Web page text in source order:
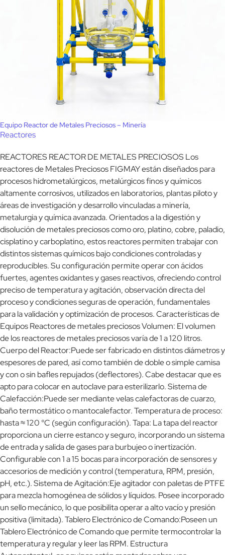
Equipo Reactor de Metales Preciosos – Minería
Reactores
REACTORES REACTOR DE METALES PRECIOSOS Los
reactores de Metales Preciosos FIGMAY están diseñados para
procesos hidrometalúrgicos, metalúrgicos finos y químicos
altamente corrosivos, utilizados en laboratorios, plantas piloto y
áreas de investigación y desarrollo vinculadas a minería,
metalurgia y química avanzada. Orientados a la digestión y
disolución de metales preciosos como oro, platino, cobre, paladio,
cisplatino y carboplatino, estos reactores permiten trabajar con
distintos sistemas químicos bajo condiciones controladas y
reproducibles. Su configuración permite operar con ácidos
fuertes, agentes oxidantes y gases reactivos, ofreciendo control
preciso de temperatura y agitación, observación directa del
proceso y condiciones seguras de operación, fundamentales
para la validación y optimización de procesos. Características de
Equipos Reactores de metales preciosos Volumen: El volumen
de los reactores de metales preciosos varía de 1 a 120 litros.
Cuerpo del Reactor:Puede ser fabricado en distintos diámetros y
espesores de pared, así como también de doble o simple camisa
y con o sin bafles repujados (deflectores). Cabe destacar que es
apto para colocar en autoclave para esterilizarlo. Sistema de
Calefacción:Puede ser mediante velas calefactoras de cuarzo,
baño termostático o mantocalefactor. Temperatura de proceso:
hasta ≈ 120 °C (según configuración). Tapa: La tapa del reactor
proporciona un cierre estanco y seguro, incorporando un sistema
de entrada y salida de gases para burbujeo o inertización.
Configurable con 1 a 15 bocas para incorporación de sensores y
accesorios de medición y control (temperatura, RPM, presión,
pH, etc.). Sistema de Agitación:Eje agitador con paletas de PTFE
para mezcla homogénea de sólidos y líquidos. Posee incorporado
un sello mecánico, lo que posibilita operar a alto vacío y presión
positiva (limitada). Tablero Electrónico de Comando:Poseen un
Tablero Electrónico de Comando que permite termocontrolar la
temperatura y regular y leer las RPM. Estructura